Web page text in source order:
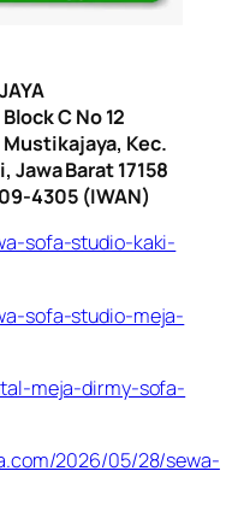
C No 12
Kec.
Jawa Barat 17158
4305 (IWAN)
sofa-studio-kaki-
sofa-studio-meja-
meja-dirmy-sofa-
2026/05/28/sewa-